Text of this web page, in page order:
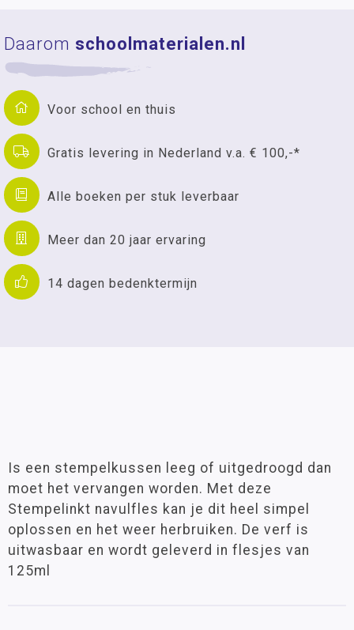
Daarom schoolmaterialen.nl
Voor school en thuis
Gratis levering in Nederland v.a. € 100,-*
Alle boeken per stuk leverbaar
Meer dan 20 jaar ervaring
14 dagen bedenktermijn
Is een stempelkussen leeg of uitgedroogd dan
moet het vervangen worden. Met deze
Stempelinkt navulfles kan je dit heel simpel
oplossen en het weer herbruiken. De verf is
uitwasbaar en wordt geleverd in flesjes van
125ml